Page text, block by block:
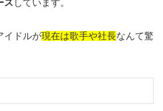
ス しています。
イドルが現在は歌手や社長なんて驚